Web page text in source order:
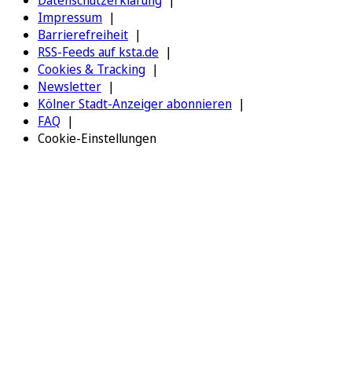
Impressum
Barrierefreiheit
RSS-Feeds auf ksta.de
Cookies & Tracking
Newsletter
Kölner Stadt-Anzeiger abonnieren
FAQ
Cookie-Einstellungen